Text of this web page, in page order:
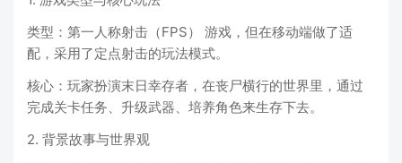
类型：第一人称射击（FPS） 游戏，但在移动端做了适
配，采用了定点射击的玩法模式。
核心：玩家扮演末日幸存者，在丧尸横行的世界里，通过
完成关卡任务、升级武器、培养角色来生存下去。
2. 背景故事与世界观